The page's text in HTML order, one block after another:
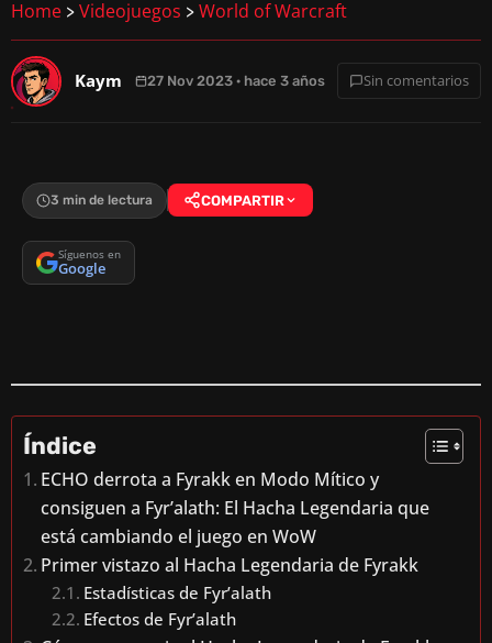
Home > Videojuegos > World of Warcraft
Kaym 27 Nov 2023 · hace 3 años Sin comentarios
3 min de lectura COMPARTIR
Síguenos en
Google
Índice
ECHO derrota a Fyrakk en Modo Mítico y
consiguen a Fyr’alath: El Hacha Legendaria que
está cambiando el juego en WoW
Primer vistazo al Hacha Legendaria de Fyrakk
Estadísticas de Fyr’alath
Efectos de Fyr’alath